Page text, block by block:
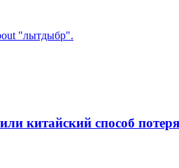
"лытдыбр".
китайский способ